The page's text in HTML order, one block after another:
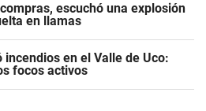
escuchó una explosión
en llamas
incendios en el Valle de Uco:
focos activos